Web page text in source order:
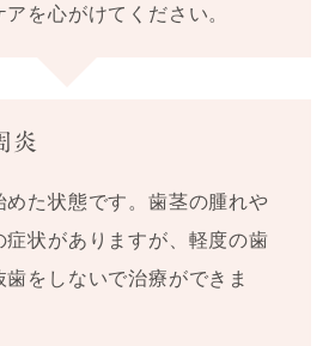
を心がけてください。
炎
めた状態です。歯茎の腫れや
症状がありますが、軽度の歯
をしないで治療ができま